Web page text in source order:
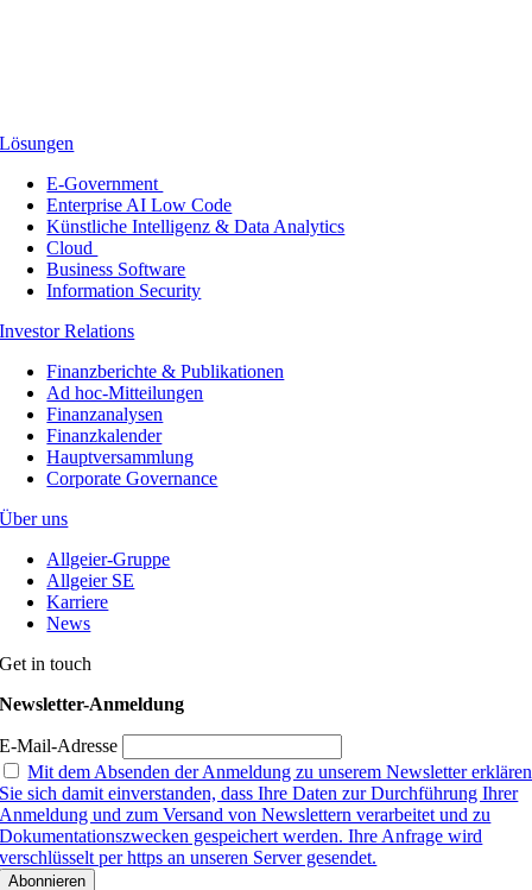
Lösungen
E-Government
Enterprise AI Low Code
Künstliche Intelligenz & Data Analytics
Cloud
Business Software
Information Security
Investor Relations
Finanzberichte & Publikationen
Ad hoc-Mitteilungen
Finanzanalysen
Finanzkalender
Hauptversammlung
Corporate Governance
Über uns
Allgeier-Gruppe
Allgeier SE
Karriere
News
Get in touch
Newsletter-Anmeldung
E-Mail-Adresse
Mit dem Absenden der Anmeldung zu unserem Newsletter erklären
Sie sich damit einverstanden, dass Ihre Daten zur Durchführung Ihrer
Anmeldung und zum Versand von Newslettern verarbeitet und zu
Dokumentationszwecken gespeichert werden. Ihre Anfrage wird
verschlüsselt per https an unseren Server gesendet.